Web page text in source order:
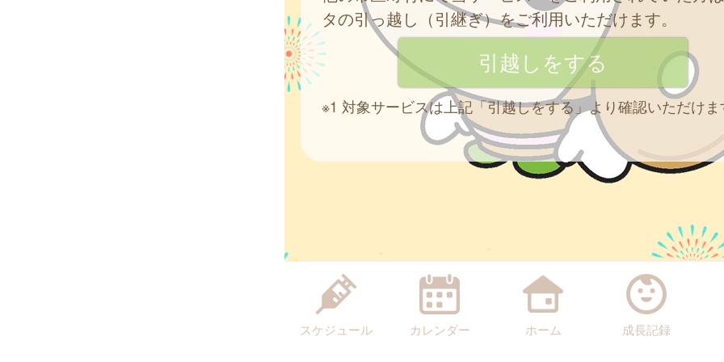
タの引っ越し（引継ぎ）をご利用いただけます。
※1 対象サービスは上記「引越しをする」より確認いただけま
スケジュール カレンダー ホーム 成長記録